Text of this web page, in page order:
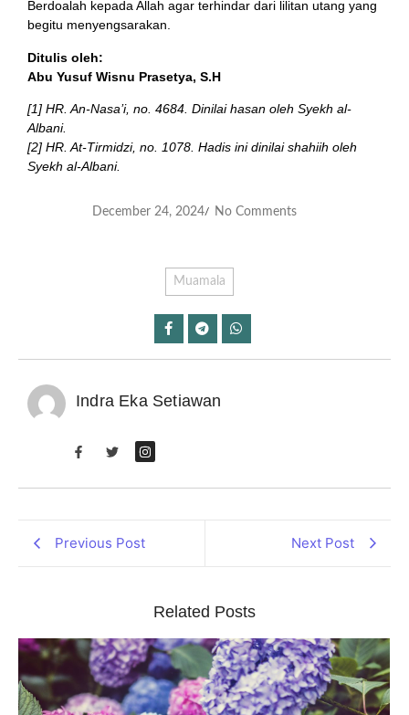
Berdoalah kepada Allah agar terhindar dari lilitan utang yang
begitu menyengsarakan.
Ditulis oleh:
Abu Yusuf Wisnu Prasetya, S.H
[1] HR. An-Nasa’i, no. 4684. Dinilai hasan oleh Syekh al-
Albani.
[2] HR. At-Tirmidzi, no. 1078. Hadis ini dinilai shahiih oleh
Syekh al-Albani.
December 24, 2024/ No Comments
Muamala
Indra Eka Setiawan
Previous Post Next Post
Related Posts